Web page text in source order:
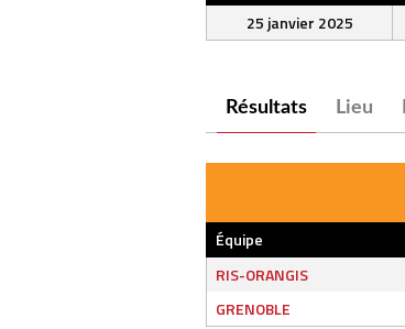
25 janvier 2025
Résultats Lieu
Équipe
RIS-ORANGIS
GRENOBLE